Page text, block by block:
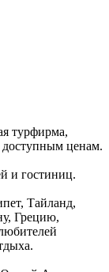
турфирма,
доступным ценам.
и гостиниц.
Тайланд,
Грецию,